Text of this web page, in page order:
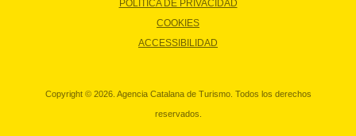
POLÍTICA DE PRIVACIDAD
COOKIES
ACCESSIBILIDAD
Copyright © 2026. Agencia Catalana de Turismo. Todos los derechos
reservados.